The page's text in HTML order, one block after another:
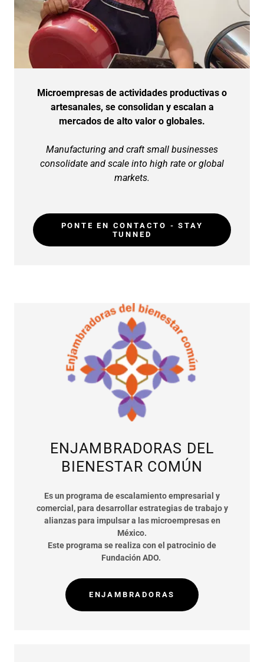
Microempresas de actividades productivas o
artesanales, se consolidan y escalan a
mercados de alto valor o globales.
Manufacturing and craft small businesses
consolidate and scale into high rate or global
markets.
PONTE EN CONTACTO - STAY
TUNNED
ENJAMBRADORAS DEL
BIENESTAR COMÚN
Es un programa de escalamiento empresarial y
comercial, para desarrollar estrategias de trabajo y
alianzas para impulsar a las microempresas en
México.
Este programa se realiza con el patrocinio de
Fundación ADO.
ENJAMBRADORAS